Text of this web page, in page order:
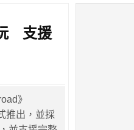
支援
》
推出，並採